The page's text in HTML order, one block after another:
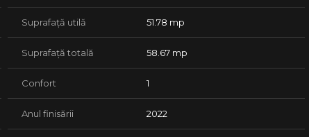
si culori a dezvoltatorului;
Suprafață utilă 51.78 mp
Suprafață totală 58.67 mp
Confort 1
Anul finisării 2022